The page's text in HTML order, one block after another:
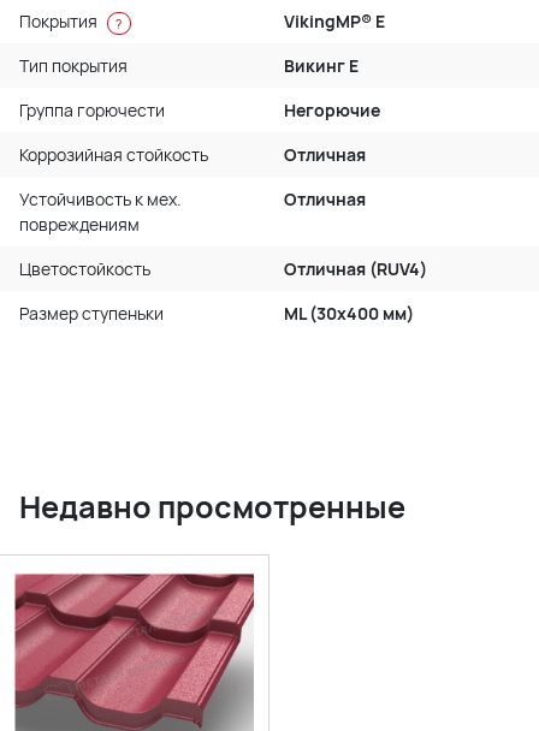
Покрытия ?
VikingMP® E
Тип покрытия
Викинг Е
Группа горючести
Негорючие
Коррозийная стойкость
Отличная
Устойчивость к мех.
повреждениям
Отличная
Цветостойкость
Отличная (RUV4)
Размер ступеньки
ML (30x400 мм)
Недавно просмотренные